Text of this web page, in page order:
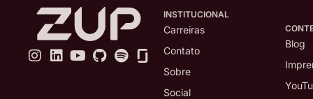
INSTITUCIONAL
Carreiras
Contato
Sobre
Social
Blog